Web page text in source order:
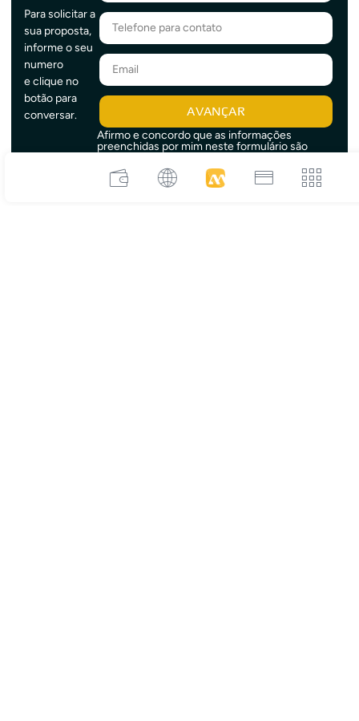
Para solicitar a
sua proposta,
informe o seu
numero
e clique no
botão para
conversar.
AVANÇAR
Afirmo e concordo que as informações
preenchidas por mim neste formulário são
entrará em contato.